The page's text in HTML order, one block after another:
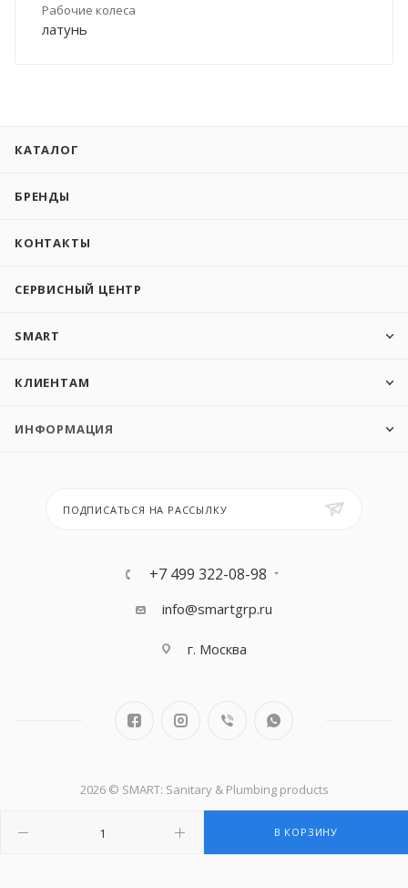
В КОРЗИНУ
Рабочие колеса
латунь
КАТАЛОГ
БРЕНДЫ
КОНТАКТЫ
СЕРВИСНЫЙ ЦЕНТР
SMART
КЛИЕНТАМ
ИНФОРМАЦИЯ
ПОДПИСАТЬСЯ НА РАССЫЛКУ
+7 499 322-08-98
info@smartgrp.ru
г. Москва
2026 © SMART: Sanitary & Plumbing products